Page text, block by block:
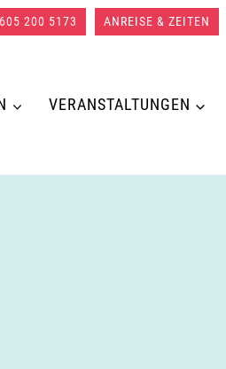
200 5173 ANREISE & ZEITEN
VERANSTALTUNGEN